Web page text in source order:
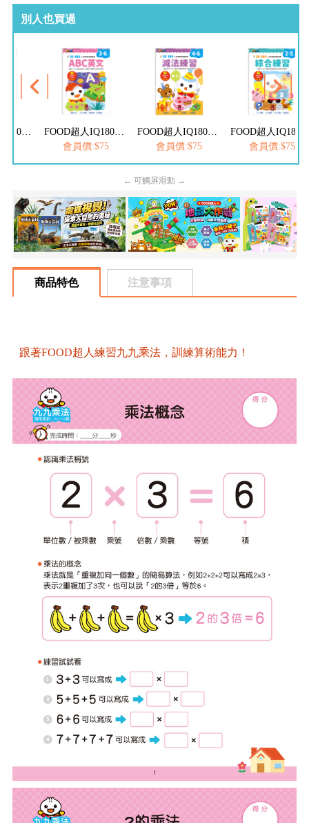
別人也買過
會員價:$75
會員價:$75
會員價:$75
← 可觸屏滑動 →
商品特色 注意事項
跟著FOOD超人練習九九乘法，訓練算術能力！